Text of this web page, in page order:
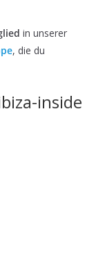
in unserer
, die du
inside